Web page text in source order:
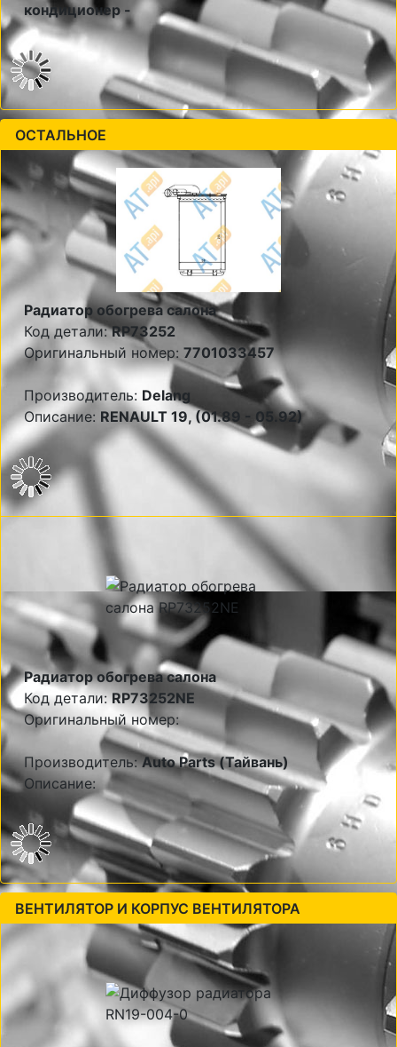
кондиционер -
ОСТАЛЬНОЕ
Радиатор обогрева салона
Код детали:RP73252
Оригинальный номер: 7701033457
Производитель: Delang
Описание: RENAULT 19, (01.89 - 05.92)
Радиатор обогрева салона
Код детали:RP73252NE
Оригинальный номер:
Производитель:Auto Parts (Тайвань)
Описание:
ВЕНТИЛЯТОР И КОРПУС ВЕНТИЛЯТОРА